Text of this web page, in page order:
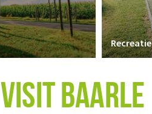
Recreatie
VISIT BAARLE